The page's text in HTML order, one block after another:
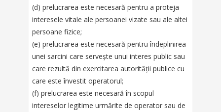
(d) prelucrarea este necesară pentru a proteja
interesele vitale ale persoanei vizate sau ale altei
persoane fizice;
(e) prelucrarea este necesară pentru îndeplinirea
unei sarcini care servește unui interes public sau
care rezultă din exercitarea autorității publice cu
care este învestit operatorul;
(f) prelucrarea este necesară în scopul
intereselor legitime urmărite de operator sau de